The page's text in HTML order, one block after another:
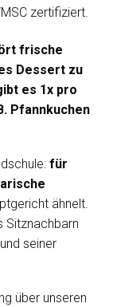
zertifiziert.
frische
Dessert zu
es 1x pro
Pfannkuchen
für
ähnelt.
Sitznachbarn
seiner
über unseren